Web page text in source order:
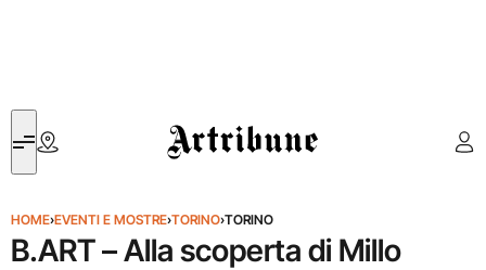
Artribune
HOME›EVENTI E MOSTRE›TORINO›TORINO
B.ART – Alla scoperta di Millo